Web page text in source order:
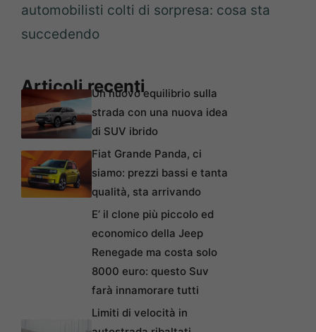
automobilisti colti di sorpresa: cosa sta
succedendo
Articoli recentiUn nuovo equilibrio sulla
strada con una nuova idea
di SUV ibrido
Fiat Grande Panda, ci
siamo: prezzi bassi e tanta
qualità, sta arrivando
E’ il clone più piccolo ed
economico della Jeep
Renegade ma costa solo
8000 euro: questo Suv
farà innamorare tutti
Limiti di velocità in